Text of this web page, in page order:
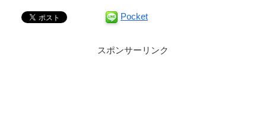
Pocket
スポンサーリンク